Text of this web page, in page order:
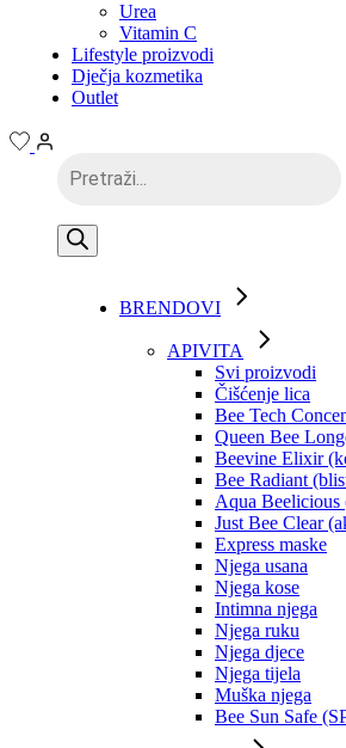
Urea
Vitamin C
Lifestyle proizvodi
Dječja kozmetika
Outlet
search
BRENDOVI
APIVITA
Svi proizvodi
Čišćenje lica
Bee Tech
Queen Bee
Beevine Elixir
Bee Radiant
Aqua Beelicious
Just Bee Clear
Express maske
Njega usana
Njega kose
Intimna njega
Njega ruku
Njega djece
Njega tijela
Muška njega
Bee Sun Safe